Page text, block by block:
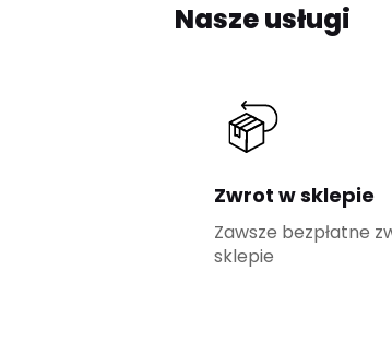
Nasze usługi
Zwrot w sklepie
Zawsze bezpłatne
sklepie